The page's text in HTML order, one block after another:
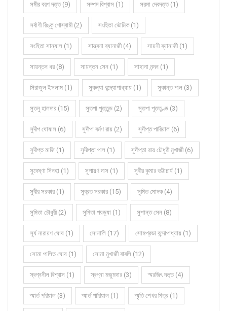
সমীর বরণ দত্ত (9) সম্পদ বিশ্বাস (1) সরমা দেবদত্ত (1)
সর্বাণী রিঙ্কু গোস্বামী (2) সংহিতা ভৌমিক (1)
সংহিতা সান্যাল (1) সান্ত্বনা ব্যানার্জী (4) সায়নী ব্যানার্জী (1)
সায়ন্তন ধর (8) সায়ন্তন সেন (1) সাহানা নন্দন (1)
সিরাজুল ইসলাম (1) সুকন্যা বন্দ্যোপাধ্যায় (1) সুকান্ত পাল (3)
সুতনু হালদার (15) সুতপা পুততুন্ড (2) সুতপা পূততুণ্ড (3)
সুদীপ ঘোষাল (6) সুদীপা বর্মণ রায় (2) সুদীপ্ত পারিয়াল (6)
সুদীপ্ত মাজি (1) সুদীপ্তা পাল (1) সুদীপ্তা রায় চৌধুরী মুখার্জী (6)
সুদেষ্ণা সিনহা (1) সুপায়ণ দাস (1) সুবীর কুমার ভট্টাচার্য (1)
সুবীর সরকার (1) সুব্রত সরকার (15) সুমিত মোদক (4)
সুমিতা চৌধুরী (2) সুমিতা পয়ড়্যা (1) সুশান্ত সেন (8)
সূর্য নারায়ণ ঘোষ (1) সোনালি (17) সোমপ্রভা বন্দোপাধ্যায় (1)
সোমা পালিত ঘোষ (1) সোমা মুখার্জী বাবলি (12)
স্বপ্ননীল বিশ্বাস (1) স্বপ্না মজুমদার (3) স্মরজিৎ দত্ত (4)
স্মার্ত পরিয়াল (3) স্মার্ত পারিয়াল (1) স্মৃতি শেখর মিত্র (1)